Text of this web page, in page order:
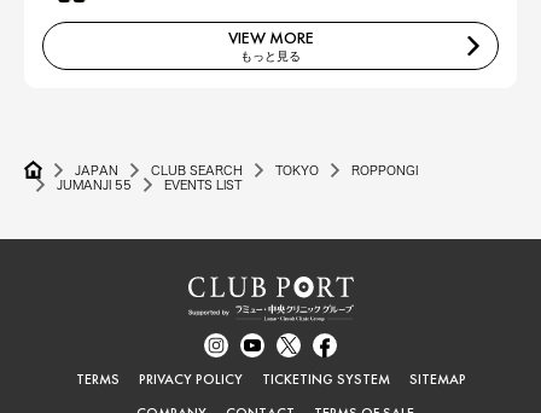
VIEW MORE
もっと見る
JAPAN CLUB SEARCH TOKYO
ROPPONGI
JUMANJI 55
EVENTS LIST
TERMS PRIVACY POLICY TICKETING SYSTEM
SITEMAP